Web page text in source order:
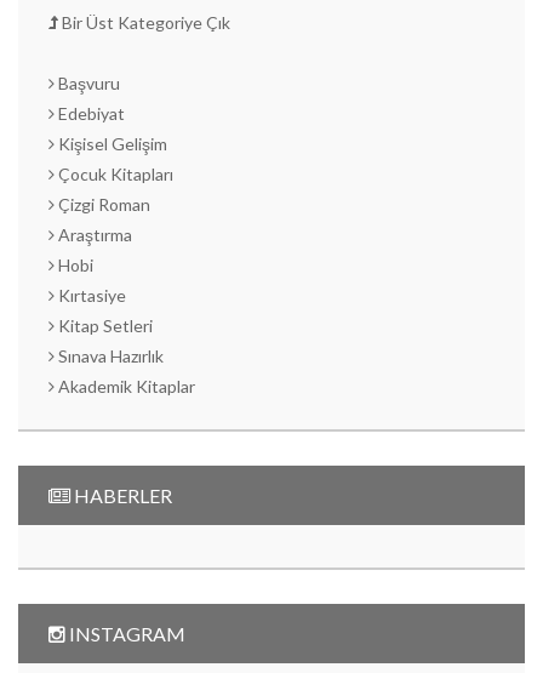
Bir Üst Kategoriye Çık
Başvuru
Edebiyat
Kişisel Gelişim
Çocuk Kitapları
Çizgi Roman
Araştırma
Hobi
Kırtasiye
Kitap Setleri
Sınava Hazırlık
Akademik Kitaplar
HABERLER
INSTAGRAM